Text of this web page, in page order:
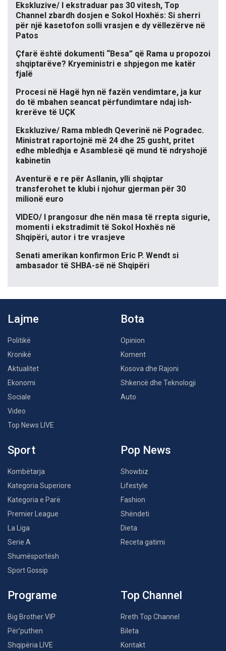
Ekskluzive/ I ekstraduar pas 30 vitesh, Top
Channel zbardh dosjen e Sokol Hoxhës: Si sherri
për një kasetofon solli vrasjen e dy vëllezërve në
Patos
Çfarë është dokumenti “Besa” që Rama u propozoi
shqiptarëve? Kryeministri e shpjegon me katër
fjalë
Procesi në Hagë hyn në fazën vendimtare, ja kur
do të mbahen seancat përfundimtare ndaj ish-
krerëve të UÇK
Ekskluzive/ Rama mbledh Qeverinë në Pogradec.
Ministrat raportojnë më 24 dhe 25 gusht, pritet
edhe mbledhja e Asamblesë që mund të ndryshojë
kabinetin
Aventurë e re për Asllanin, ylli shqiptar
transferohet te klubi i njohur gjerman për 30
milionë euro
VIDEO/ I prangosur dhe nën masa të rrepta sigurie,
momenti i ekstradimit të Sokol Hoxhës në
Shqipëri, autor i tre vrasjeve
Senati amerikan konfirmon Eric P. Wendt si
ambasador të SHBA-së në Shqipëri
Lajme
Politikë
Kronikë
Aktualitet
Ekonomi
Sociale
Video
Top News LIVE
Bota
Opinion
Koment
Kosova dhe Rajoni
Shkencë dhe Teknologji
Auto
Sport
Kombëtarja
Kategoria Superiore
Kategoria e Parë
Premier League
La Liga
Serie A
Shumësportësh
Sport Gossip
Pop News
Showbiz
Lifestyle
Fashion
Shëndeti
Dieta
Receta gatimi
Programe
Big Brother VIP
Për’puthen
Shqipëria LIVE
Top Channel
Rreth Top Channel
Bileta
Kontakt